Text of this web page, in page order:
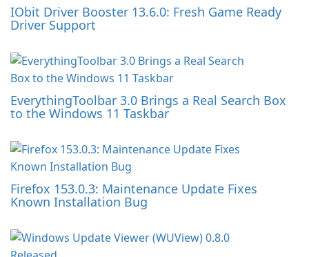
IObit Driver Booster 13.6.0: Fresh Game Ready
Driver Support
EverythingToolbar 3.0 Brings a Real Search Box
to the Windows 11 Taskbar
Firefox 153.0.3: Maintenance Update Fixes
Known Installation Bug